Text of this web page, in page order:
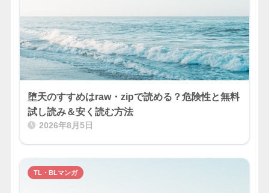
堕天のすすめはraw・zipで読める？危険性と無料
試し読み＆安く読む方法
2026年8月5日
TL・BLマンガ